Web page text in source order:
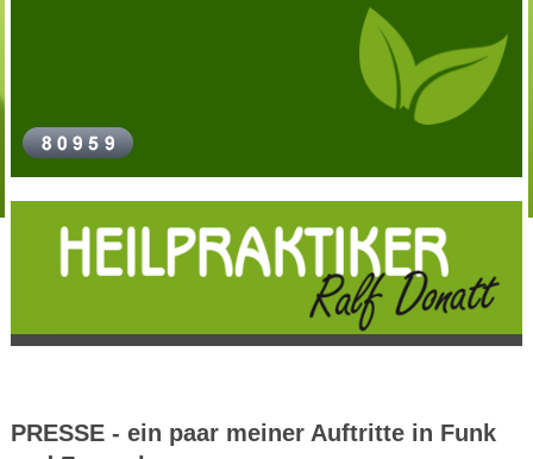
PRESSE - ein paar meiner Auftritte in Funk